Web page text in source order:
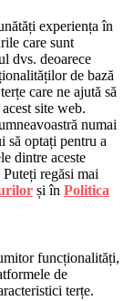
experiența în
care sunt
dvs. deoarece
de bază
care ne ajută să
site web.
numai
să optați pentru a
dintre aceste
regăsi mai
și în Politica
funcționalități,
de
terțe.